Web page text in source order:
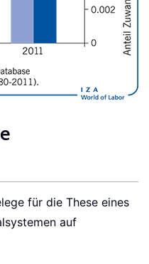
für die These eines
auf